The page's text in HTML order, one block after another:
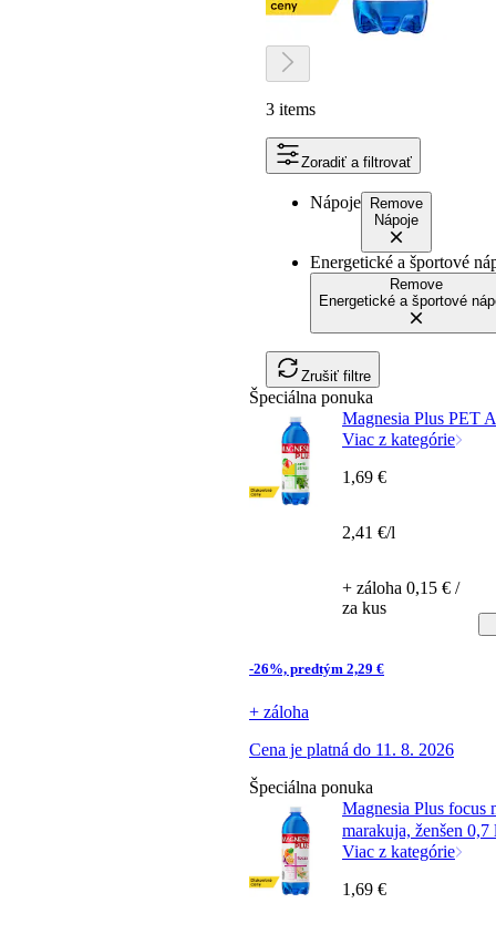
3 items
Zoradiť a filtrovať
Nápoje Remove
Nápoje
Energetické a športové
Remove
Energetické a športové
Zrušiť filtre
Špeciálna ponuka
Magnesia Plus PET
Viac z kategórie
-26%, predtým 2,29 €
+ záloha
Cena je platná do 11. 8. 2026
1,69 €
2,41 €/l
+ záloha 0,15 € /
za kus
Špeciálna ponuka
Magnesia Plus focus
marakuja, ženšen 0,7
Viac z kategórie
1,69 €